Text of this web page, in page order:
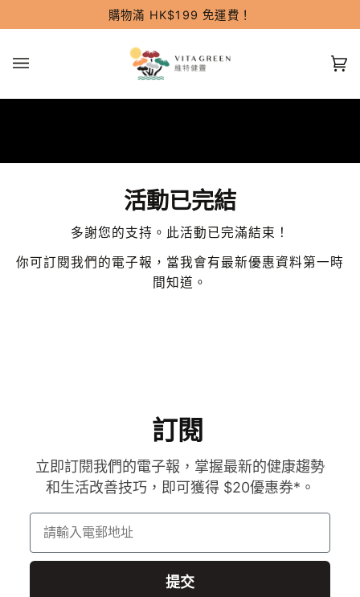
過
購物滿 HK$199 免運費！
活動已完結
多謝您的支持。此活動已完滿結束！
你可訂閱我們的電子報，當我會有最新優惠資料第一時
間知道。
訂閱
立即訂閱我們的電子報，掌握最新的健康趨勢
和生活改善技巧，即可獲得 $20優惠券*。
請輸入電郵地址
提交